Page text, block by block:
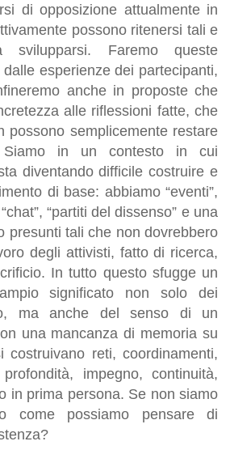
di opposizione attualmente in
possono ritenersi tali e
Faremo queste
esperienze dei partecipanti,
anche in proposte che
alle riflessioni fatte, che
possono semplicemente restare
Siamo in un contesto in cui
diventando difficile costruire e
di base: abbiamo “eventi”,
“partiti del dissenso” e una
presunti tali che non dovrebbero
degli attivisti, fatto di ricerca,
In tutto questo sfugge un
significato non solo dei
ma anche del senso di un
una mancanza di memoria su
reti, coordinamenti,
impegno, continuità,
in prima persona. Se non siamo
come possiamo pensare di